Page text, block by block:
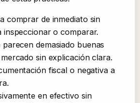
comprar de inmediato sin
inspeccionar o comparar.
demasiado buenas
sin explicación clara.
fiscal o negativa a
en efectivo sin